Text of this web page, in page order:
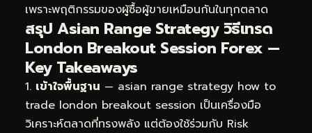
เพราะพฤติกรรมของผู้ซื้อผู้ขายเหมือนกันในทุกตลาด
สรุป Asian Range Strategy วิธีเทรด
London Breakout Session Forex —
Key Takeaways
เข้าใจพื้นฐาน — asian range strategy how to
trade london breakout session เป็นเครื่องมือ
วิเคราะห์ตลาดที่ทรงพลัง แต่ต้องใช้ร่วมกับ Risk